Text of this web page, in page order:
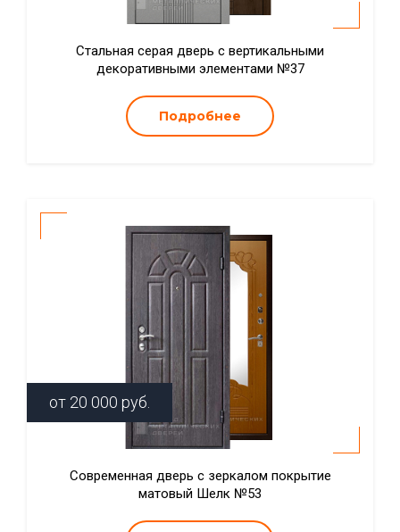
Стальная серая дверь с вертикальными
декоративными элементами №37
Подробнее
от 20 000 руб.
Современная дверь с зеркалом покрытие
матовый Шелк №53